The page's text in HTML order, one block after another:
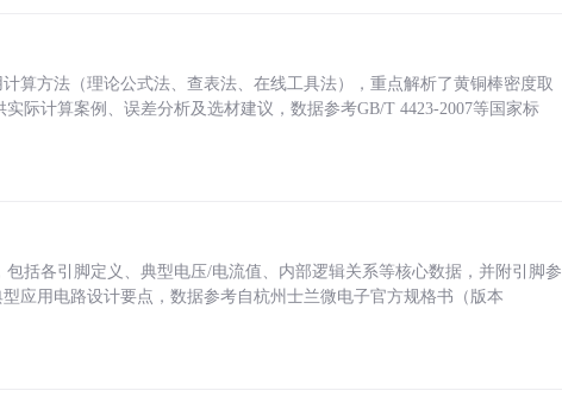
算方法（理论公式法、查表法、在线工具法），重点解析了黄铜棒密度取
际计算案例、误差分析及选材建议，数据参考GB/T 4423-2007等国家标
括各引脚定义、典型电压/电流值、内部逻辑关系等核心数据，并附引脚参
应用电路设计要点，数据参考自杭州士兰微电子官方规格书（版本